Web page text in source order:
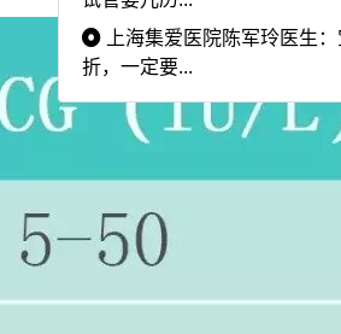
上海集爱医院陈军玲医生
折，一定要...